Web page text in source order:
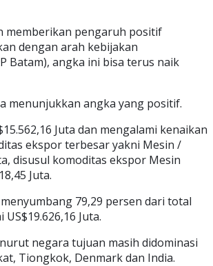
memberikan pengaruh positif
dengan arah kebijakan
Batam), angka ini bisa terus naik
menunjukkan angka yang positif.
Juta dan mengalami kenaikan
ekspor terbesar yakni Mesin /
disusul komoditas ekspor Mesin
Juta.
79,29 persen dari total
Juta.
negara tujuan masih didominasi
Tiongkok, Denmark dan India.